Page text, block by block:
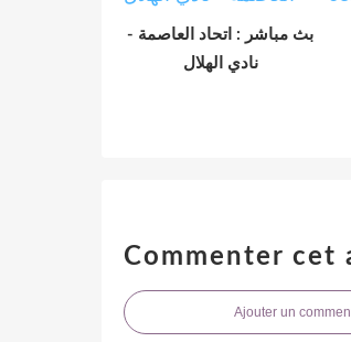
بث مباشر : اتحاد العاصمة -
نادي الهلال
Commenter cet
Ajouter un